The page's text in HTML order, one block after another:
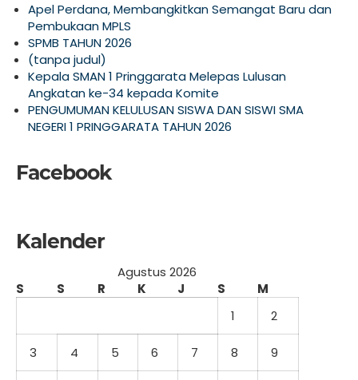
Apel Perdana, Membangkitkan Semangat Baru dan
Pembukaan MPLS
SPMB TAHUN 2026
(tanpa judul)
Kepala SMAN 1 Pringgarata Melepas Lulusan
Angkatan ke-34 kepada Komite
PENGUMUMAN KELULUSAN SISWA DAN SISWI SMA
NEGERI 1 PRINGGARATA TAHUN 2026
Facebook
Kalender
Agustus 2026
S
S R K J S
M
1
2
3 4 5 6 7 8 9